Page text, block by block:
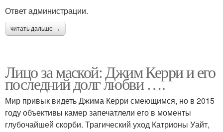
Ответ администрации.
читать дальше →
Лицо за маской: Джим Керри и его
последний долг любви ….
Мир привык видеть Джима Керри смеющимся, но в 2015
году объективы камер запечатлели его в моменты
глубочайшей скорби. Трагический уход Катрионы Уайт,